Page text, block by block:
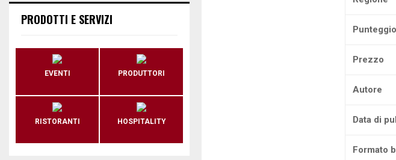
Punteggio
Prezzo
Autore
Data di
Formato
PRODOTTI E SERVIZI
EVENTI PRODUTTORI
RISTORANTI HOSPITALITY